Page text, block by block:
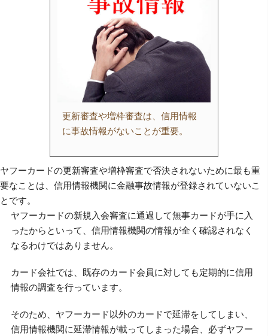
更新審査や増枠審査は、信用情報
に事故情報がないことが重要。
ヤフーカードの更新審査や増枠審査で否決されないために最も重
要なことは、信用情報機関に金融事故情報が登録されていないこ
とです。
ヤフーカードの新規入会審査に通過して無事カードが手に入
ったからといって、信用情報機関の情報が全く確認されなく
なるわけではありません。
カード会社では、既存のカード会員に対しても定期的に信用
情報の調査を行っています。
そのため、ヤフーカード以外のカードで延滞をしてしまい、
信用情報機関に延滞情報が載ってしまった場合、必ずヤフー